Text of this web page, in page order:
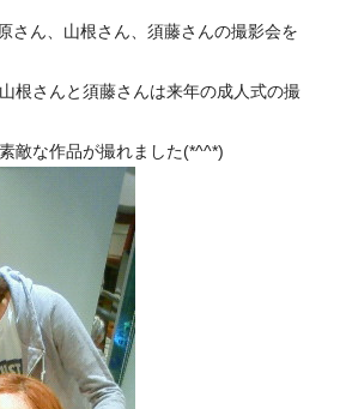
さん、山根さん、須藤さんの撮影会を
根さんと須藤さんは来年の成人式の撮
敵な作品が撮れました(*^^*)